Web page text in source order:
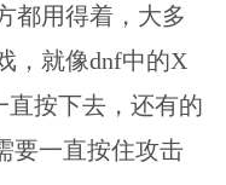
用得着，大多
，就像dnf中的X
按下去，还有的
要一直按住攻击